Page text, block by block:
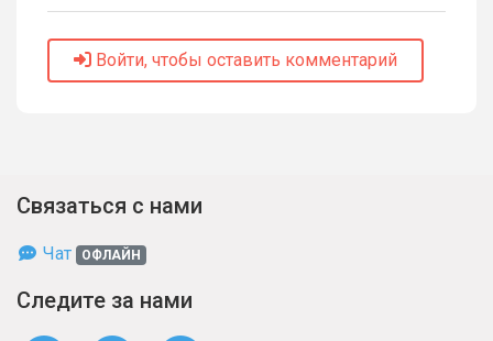
Войти, чтобы оставить комментарий
Связаться с нами
Чат ОФЛАЙН
Следите за нами